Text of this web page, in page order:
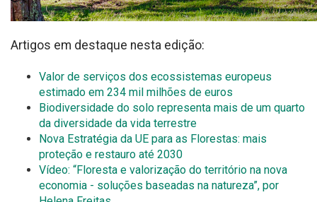
Artigos em destaque nesta edição:
Valor de serviços dos ecossistemas europeus
estimado em 234 mil milhões de euros
Biodiversidade do solo representa mais de um quarto
da diversidade da vida terrestre
Nova Estratégia da UE para as Florestas: mais
proteção e restauro até 2030
Vídeo: “Floresta e valorização do território na nova
economia - soluções baseadas na natureza”, por